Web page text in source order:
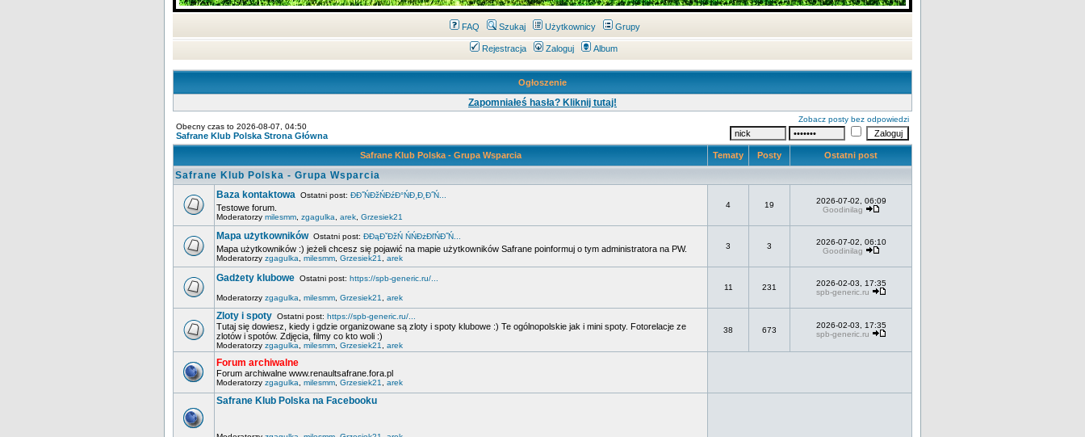
FAQ Szukaj Użytkownicy Grupy
Rejestracja Zaloguj Album
Ogłoszenie
Zapomniałeś hasła? Kliknij tutaj!
Obecny czas to 2026-08-07, 04:50
Safrane Klub Polska Strona Główna
Zobacz posty bez odpowiedzi
Safrane Klub Polska - Grupa Wsparcia Tematy Posty Ostatni post
Safrane Klub Polska - Grupa Wsparcia
Baza kontaktowa Ostatni post: ĐĐ˝ŃĐžŃĐźĐ°ŃĐ¸Đ˛Đ˝Ń...
Testowe forum.
Moderatorzy milesmm zgagulka arek Grzesiek21
4 19
2026-07-02, 06:09
Goodinilag
Mapa użytkownikówOstatni post: ĐĐąĐˇĐžŃ ŃŃĐżĐľŃĐ˝Ń...
Mapa użytkowników :) jeżeli chcesz się pojawić na mapie użytkowników Safrane poinformuj o tym administratora na PW.
Moderatorzy zgagulka milesmm Grzesiek21 arek
3 3
2026-07-02, 06:10
Goodinilag
Gadżety klubowe Ostatni post: https://spb-generic.ru/...
Moderatorzy zgagulka milesmm Grzesiek21 arek
11 231
2026-02-03, 17:35
spb-generic.ru
Zloty i spoty Ostatni post: https://spb-generic.ru/...
Tutaj się dowiesz, kiedy i gdzie organizowane są zloty i spoty klubowe :) Te ogólnopolskie jak i mini spoty. Fotorelacje ze
zlotów i spotów. Zdjęcia, filmy co kto woli :)
Moderatorzy zgagulka milesmm Grzesiek21 arek
38 673
2026-02-03, 17:35
spb-generic.ru
Forum archiwalne
Forum archiwalne www.renaultsafrane.fora.pl
Moderatorzy zgagulka milesmm Grzesiek21 arek
Safrane Klub Polska na Facebooku